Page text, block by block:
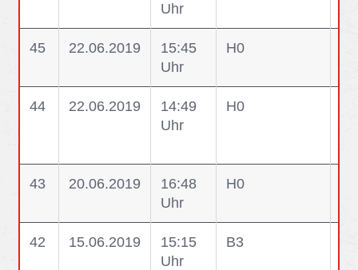
Uhr
45 22.06.2019
15:45
Uhr
H0
44 22.06.2019
14:49
Uhr
H0
43 20.06.2019
16:48
Uhr
H0
42 15.06.2019
15:15
Uhr
B3